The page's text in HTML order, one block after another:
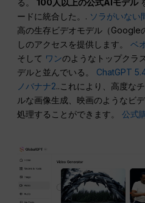
ードに統合した。. ソラがいない
高の生存ビデオモデル（Google
しのアクセスを提供します。ベ
そして ワンのようなトップクラ
デルと並んでいる。 ChatGPT
ノバナナ2..これにより、高度な
ルな画像生成、映画のようなビ
処理することができます。公式